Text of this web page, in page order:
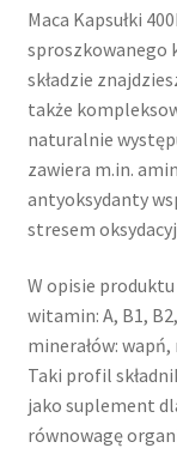
Maca Kapsułki
sproszkowanego
składzie
także
naturalnie
zawiera m.in.
antyoksydanty
stresem
W opisie
witamin: A, B1,
minerałów:
Taki profil
jako suplement
równowagę